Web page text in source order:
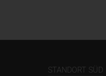
STANDORT SÜD